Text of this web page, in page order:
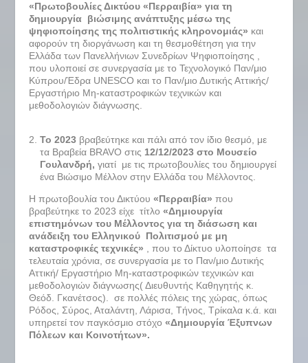
«Πρωτοβουλίες Δικτύου «Περραιβία» για τη
δημιουργία βιώσιμης ανάπτυξης μέσω της
ψηφιοποίησης της πολιτιστικής κληρονομιάς» και
αφορούν τη διοργάνωση και τη θεσμοθέτηση για την
Ελλάδα των Πανελλήνιων Συνεδρίων Ψηφιοποίησης ,
που υλοποιεί σε συνεργασία με το Τεχνολογικό Παν/μιο
Κύπρου/Έδρα UNESCO και το Παν/μιο Δυτικής Αττικής/
Εργαστήριο Μη-καταστροφικών τεχνικών και
μεθοδολογιών διάγνωσης.
Το 2023 βραβεύτηκε και πάλι από τον ίδιο θεσμό, με
τα Βραβεία BRAVO στις 12/12/2023 στο Μουσείο
Γουλανδρή, γιατί με τις πρωτοβουλίες του δημιουργεί
ένα Βιώσιμο Μέλλον στην Ελλάδα του Μέλλοντος.
Η πρωτοβουλία του Δικτύου«Περραιβία» που
βραβεύτηκε το 2023 είχε τίτλο«Δημιουργία
επιστημόνων του Μέλλοντος για τη διάσωση και
ανάδειξη του Ελληνικού Πολιτισμού με μη
καταστροφικές τεχνικές» , που το Δίκτυο υλοποίησε τα
τελευταία χρόνια, σε συνεργασία με το Παν/μιο Δυτικής
Αττική/ Εργαστήριο Μη-καταστροφικών τεχνικών και
μεθοδολογιών διάγνωσης( Διευθυντής Καθηγητής κ.
Θεόδ. Γκανέτσος). σε πολλές πόλεις της χώρας, όπως
Ρόδος, Σύρος, Αταλάντη, Λάρισα, Τήνος, Τρίκαλα κ.ά. και
υπηρετεί τον παγκόσμιο στόχο«Δημιουργία Έξυπνων
Πόλεων και Κοινοτήτων».